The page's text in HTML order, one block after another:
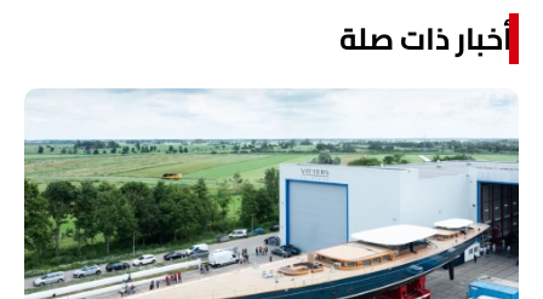
أخبار ذات صلة